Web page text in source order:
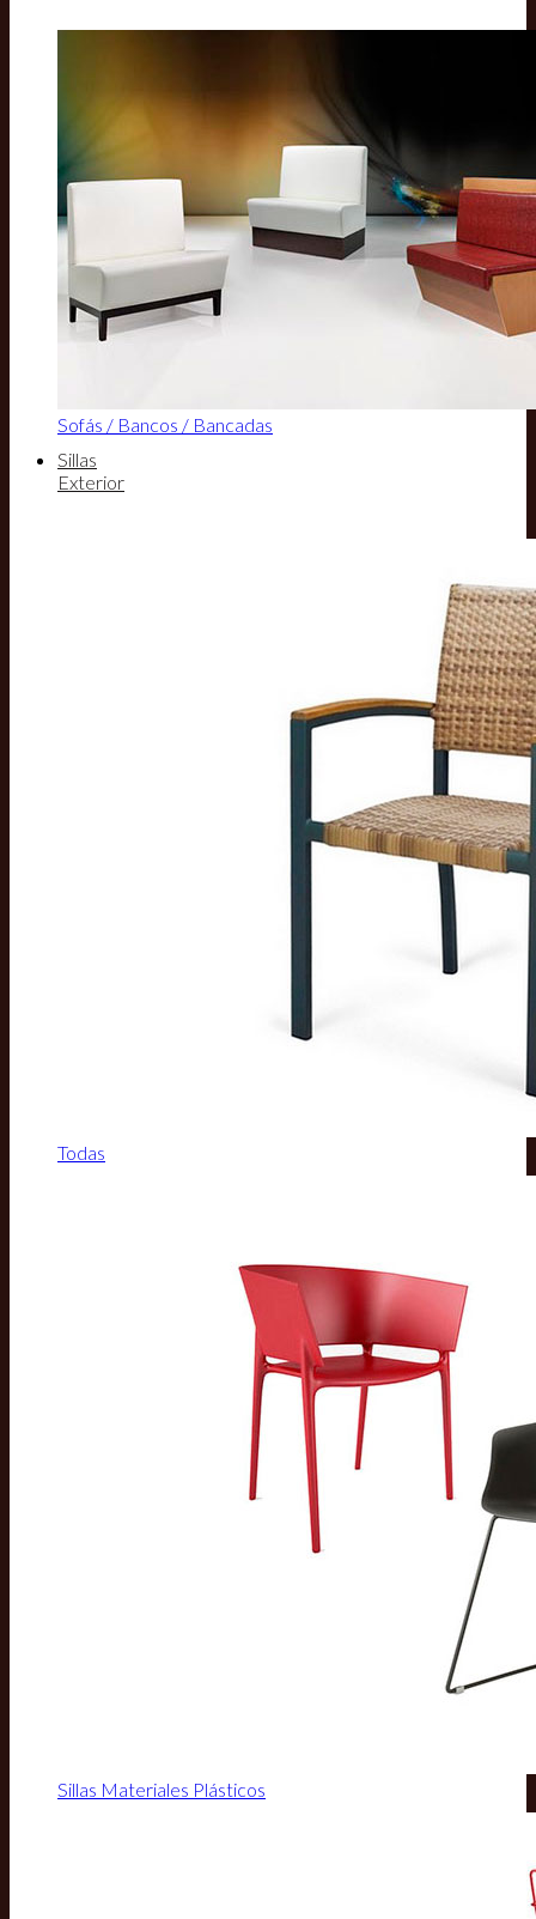
Sofás / Bancos / Bancadas
Sillas
Exterior
Todas
Sillas Materiales Plásticos